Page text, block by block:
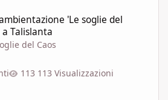
'Le soglie del
Talislanta
del Caos
113 Visualizzazioni